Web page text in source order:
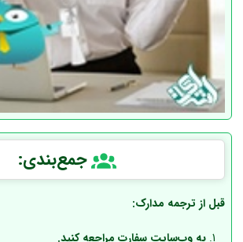
جمع‌بندی:
قبل از ترجمه مدارک:
به وب‌سایت سفارت مراجعه کنید.